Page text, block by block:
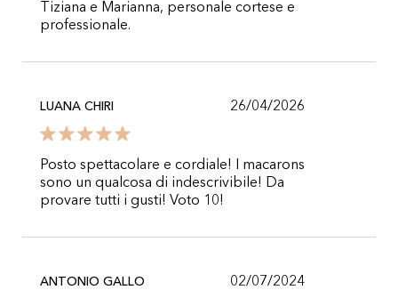
Tiziana e Marianna, personale cortese e
professionale.
LUANA CHIRI 26/04/2026
Posto spettacolare e cordiale! I macarons
sono un qualcosa di indescrivibile! Da
provare tutti i gusti! Voto 10!
ANTONIO GALLO 02/07/2024